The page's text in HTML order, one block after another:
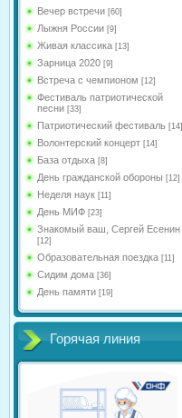
Вечер встречи [60]
Лыжня России [9]
Живая классика [13]
Зарница 2020 [9]
Встреча с чемпионом [12]
Фестиваль патриотической
песни [33]
Патриотический фестиваль [14]
Волонтерский концерт [14]
База отдыха [8]
День гражданской обороны [12]
Неделя наук [11]
День МИФ [23]
Знакомый ваш, Сергей Есенин
[12]
Образовательная поездка [11]
Сидим дома [36]
День памяти [19]
Горячая линия